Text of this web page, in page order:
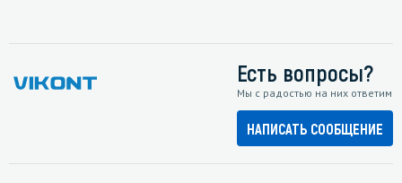
Есть вопросы?
Мы с радостью на них ответим
НАПИСАТЬ СООБЩЕНИЕ